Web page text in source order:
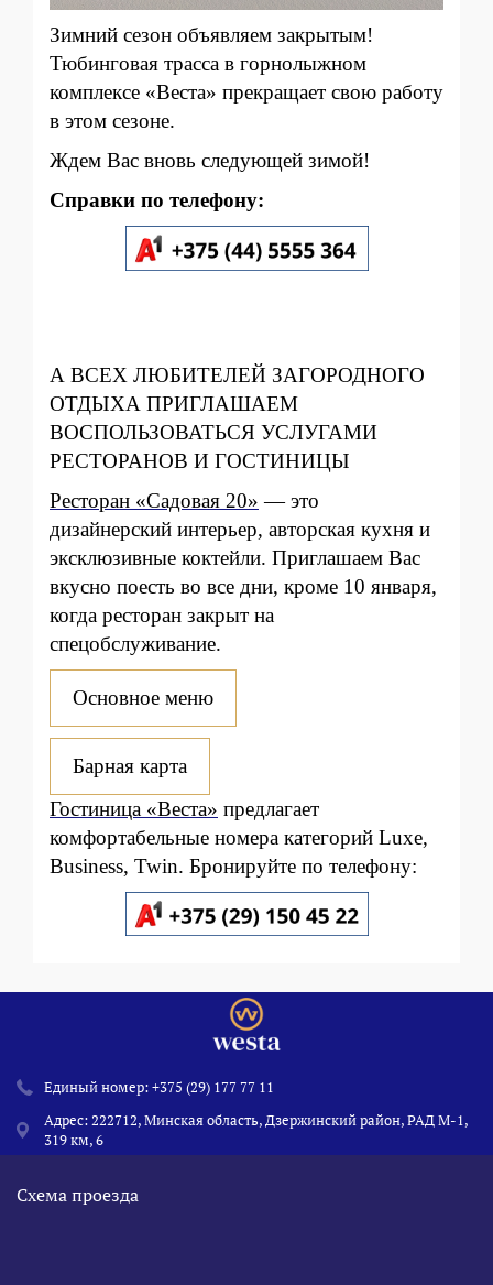
Зимний сезон объявляем закрытым!
Тюбинговая трасса в горнолыжном
комплексе «Веста» прекращает свою работу
в этом сезоне.
Ждем Вас вновь следующей зимой!
Справки по телефону:
А ВСЕХ ЛЮБИТЕЛЕЙ ЗАГОРОДНОГО
ОТДЫХА ПРИГЛАШАЕМ
ВОСПОЛЬЗОВАТЬСЯ УСЛУГАМИ
РЕСТОРАНОВ И ГОСТИНИЦЫ
Ресторан «Садовая 20» — это
дизайнерский интерьер, авторская кухня и
эксклюзивные коктейли. Приглашаем Вас
вкусно поесть во все дни, кроме 10 января,
когда ресторан закрыт на
спецобслуживание.
Основное меню
Барная карта
Гостиница «Веста» предлагает
комфортабельные номера категорий Luxe,
Business, Twin. Бронируйте по телефону:
Единый номер:+375 (29) 177 77 11
Адрес: 222712, Минская область, Дзержинский район, РАД М-1,
319 км, 6
Схема проезда